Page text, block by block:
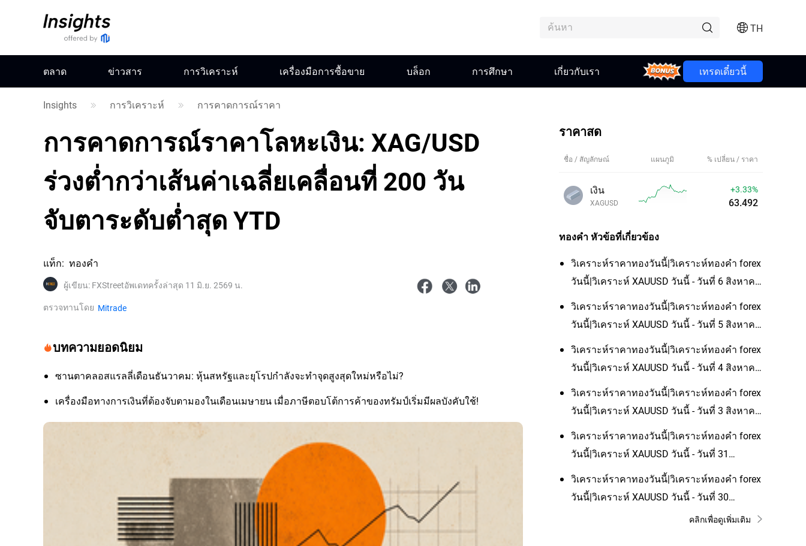
TH
ตลาด ข่าวสาร การวิเคราะห์ เครื่องมือการซื้อขาย บล็อก การศึกษา เกี่ยวกับเรา Bonus เทรดเดี๋ยวนี้
Insights การวิเคราะห์ การคาดการณ์ราคา
การคาดการณ์ราคาโลหะเงิน: XAG/USD
ร่วงต่ำกว่าเส้นค่าเฉลี่ยเคลื่อนที่ 200 วัน
จับตาระดับต่ำสุด YTD
แท็ก: ทองคำ
ผู้เขียน: FXStreetอัพเดทครั้งล่าสุด 11 มิ.ย. 2569 น.
ตรวจทานโดย Mitrade
บทความยอดนิยม
ซานตาคลอสแรลลี่เดือนธันวาคม: หุ้นสหรัฐและยุโรปกำลังจะทำจุดสูงสุดใหม่หรือไม่?
เครื่องมือทางการเงินที่ต้องจับตามองในเดือนเมษายน เมื่อภาษีตอบโต้การค้าของทรัมป์เริ่มมีผลบังคับใช้!
ราคาสด
ชื่อ / สัญลักษณ์ แผนภูมิ % เปลี่ยน / ราคา
เงิน
XAGUSD
+3.33%
63.492
ทองคำ หัวข้อที่เกี่ยวข้อง
วิเคราะห์ราคาทองวันนี้|วิเคราะห์ทองคํา forex
วันนี้|วิเคราะห์ XAUUSD วันนี้ - วันที่ 6 สิงหาคม
วิเคราะห์ราคาทองวันนี้|วิเคราะห์ทองคํา forex
วันนี้|วิเคราะห์ XAUUSD วันนี้ - วันที่ 5 สิงหาคม
วิเคราะห์ราคาทองวันนี้|วิเคราะห์ทองคํา forex
วันนี้|วิเคราะห์ XAUUSD วันนี้ - วันที่ 4 สิงหาคม
วิเคราะห์ราคาทองวันนี้|วิเคราะห์ทองคํา forex
วันนี้|วิเคราะห์ XAUUSD วันนี้ - วันที่ 3 สิงหาคม
วิเคราะห์ราคาทองวันนี้|วิเคราะห์ทองคํา forex
วันนี้|วิเคราะห์ XAUUSD วันนี้ - วันที่ 31
กรกฎาคม 2026
วิเคราะห์ราคาทองวันนี้|วิเคราะห์ทองคํา forex
วันนี้|วิเคราะห์ XAUUSD วันนี้ - วันที่ 30
คลิกเพื่อดูเพิ่มเติม